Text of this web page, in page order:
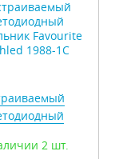
1988-1C
2 шт.